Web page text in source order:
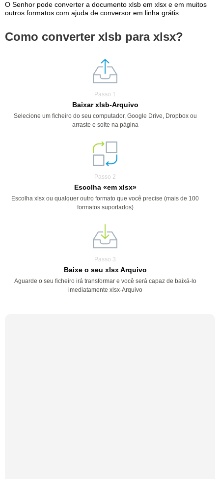
O Senhor pode converter a documento xlsb em xlsx e em muitos
outros formatos com ajuda de conversor em linha grátis.
Como converter xlsb para xlsx?
Passo 1
Baixar xlsb-Arquivo
Selecione um ficheiro do seu computador, Google Drive, Dropbox ou
arraste e solte na página
Passo 2
Escolha «em xlsx»
Escolha xlsx ou qualquer outro formato que você precise (mais de 100
formatos suportados)
Passo 3
Baixe o seu xlsx Arquivo
Aguarde o seu ficheiro irá transformar e você será capaz de baixá-lo
imediatamente xlsx-Arquivo